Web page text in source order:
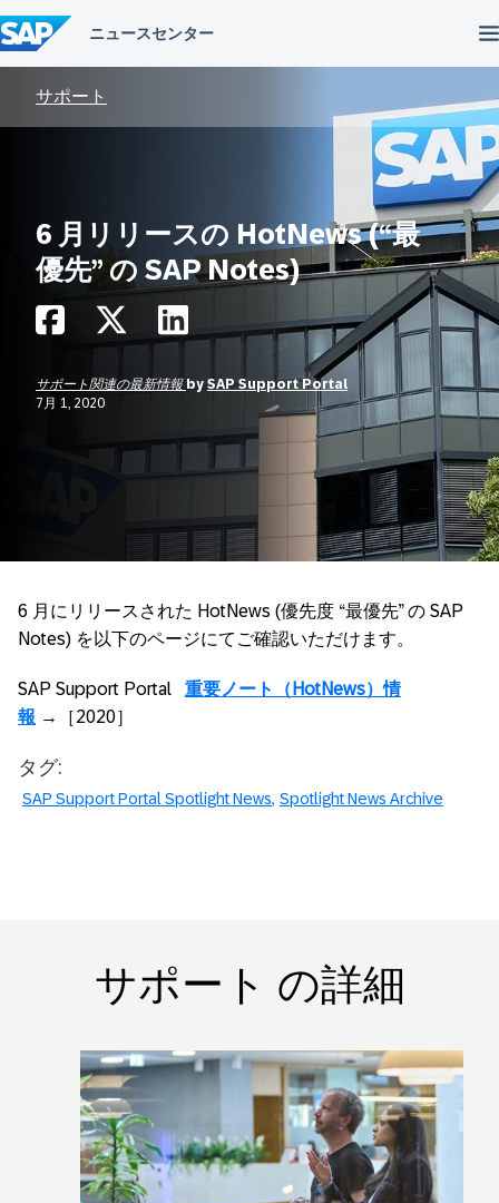
ン
テ
ン
サポート
6 月リリースの HotNews (“最
優先” の SAP Notes)
サポート関連の最新情報 bySAP Support Portal
7月 1, 2020
6 月にリリースされた HotNews (優先度 “最優先” の SAP
Notes) を以下のページにてご確認いただけます。
SAP Support Portal 重要ノート（HotNews）情
報 →［2020］
タグ:
SAP Support Portal Spotlight News Spotlight News Archive
サポート の詳細